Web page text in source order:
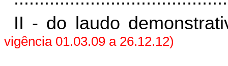
II - do laudo
vigência 01.03.09 a 26.12.12)